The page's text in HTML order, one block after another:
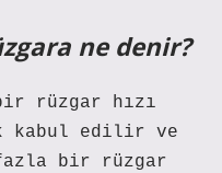
ne denir?
rüzgar hızı
kabul edilir ve
bir rüzgar